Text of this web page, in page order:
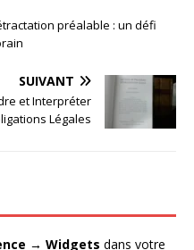
préalable : un défi
SUIVANT
et Interpréter
Légales
→ Widgets dans votre